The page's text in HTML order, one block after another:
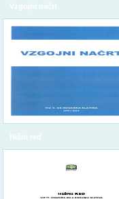
Vzgojni načrt
Hišni red